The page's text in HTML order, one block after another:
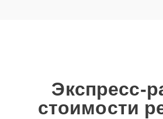
Экспресс-
стоимости